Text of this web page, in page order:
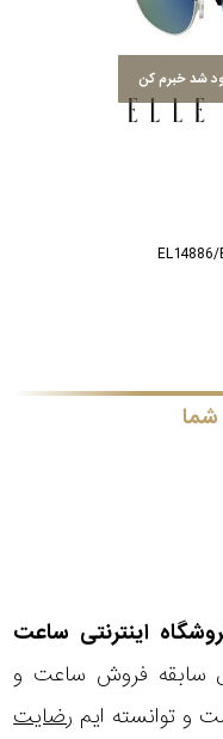
شد خبرم کن
شما
اینترنتی ساعت
از ۱۵ سال سابقه فروش ساعت و
رضایت